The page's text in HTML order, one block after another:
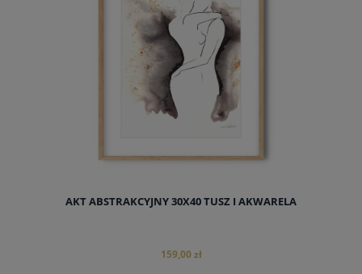
AKT ABSTRAKCYJNY 30X40 TUSZ I AKWARELA
159,00 zł